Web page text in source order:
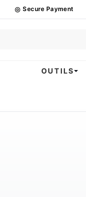
◎ Secure Payment
OUTILS